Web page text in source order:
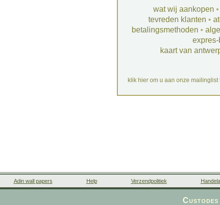
wat wij aankopen
tevreden klanten •
betalingsmethoden •
kaart van
klik hier om u aan onze mailinglist
Adin wall papers Help Verzendpolitiek